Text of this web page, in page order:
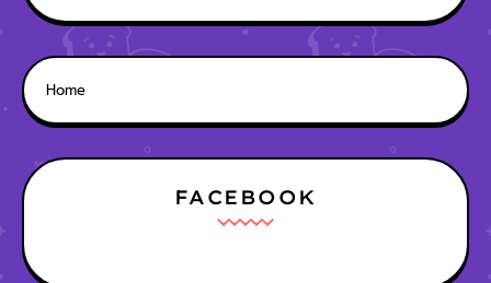
Home
FACEBOOK